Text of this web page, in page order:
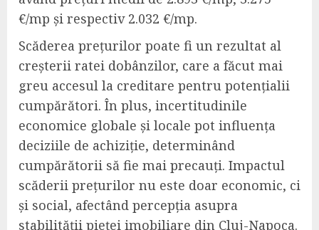
€/mp și respectiv 2.032 €/mp.
Scăderea prețurilor poate fi un rezultat al
creșterii ratei dobânzilor, care a făcut mai
greu accesul la creditare pentru potențialii
cumpărători. În plus, incertitudinile
economice globale și locale pot influența
deciziile de achiziție, determinând
cumpărătorii să fie mai precauți. Impactul
scăderii prețurilor nu este doar economic, ci
și social, afectând percepția asupra
stabilității pieței imobiliare din Cluj-Napoca.